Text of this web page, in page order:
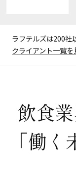
ラフテルズは200社
クライアント一覧を
飲食業
「働 く